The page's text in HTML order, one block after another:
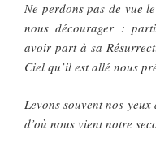
Ne perdons pas de vue
nous décourager :
avoir part à sa
Ciel qu’il est allé nous
Levons souvent nos
d’où nous vient notre